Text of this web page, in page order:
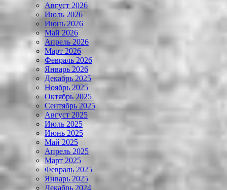
Август 2026
Июль 2026
Июнь 2026
Май 2026
Апрель 2026
Март 2026
Февраль 2026
Январь 2026
Декабрь 2025
Ноябрь 2025
Октябрь 2025
Сентябрь 2025
Август 2025
Июль 2025
Июнь 2025
Май 2025
Апрель 2025
Март 2025
Февраль 2025
Январь 2025
Декабрь 2024